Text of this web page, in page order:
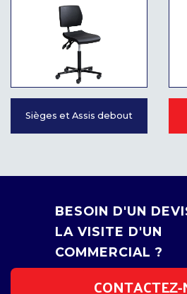
Sièges et Assis debout
BESOIN D'UN
LA VISITE D'UN
COMMERCIAL ?